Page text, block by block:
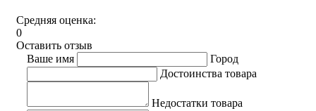
Средняя оценка:
0
Оставить отзыв
Ваше имя
Город
Достоинства товара
Недостатки товара